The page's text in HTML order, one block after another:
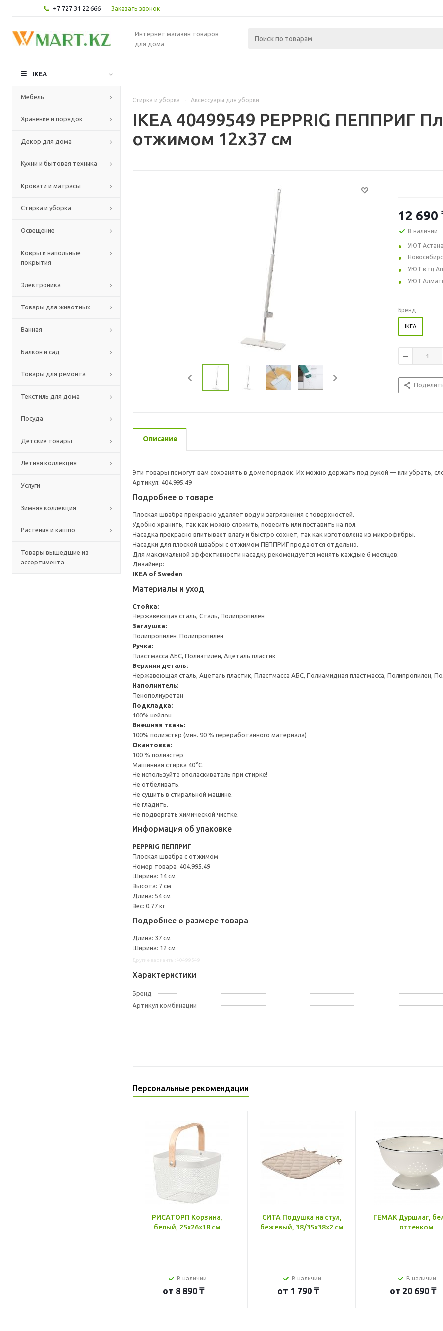
+7 727 31 22 666 Заказать звонок
Интернет магазин товаров
для дома
IKEA
Мебель
Хранение и порядок
Декор для дома
Кухни и бытовая техника
Кровати и матрасы
Стирка и уборка
Освещение
Ковры и напольные
покрытия
Электроника
Товары для животных
Ванная
Балкон и сад
Товары для ремонта
Текстиль для дома
Посуда
Детские товары
Летняя коллекция
Услуги
Зимняя коллекция
Растения и кашпо
Товары вышедшие из
ассортимента
Стирка и уборка - Аксессуары для уборки
IKEA 40499549 PEPPRIG ПЕППРИГ
отжимом 12x37 см
12 690
В наличии
УЮТ Астана
УЮТ в тц
УЮТ
Бренд
IKEA
Описание
Эти товары помогут вам сохранять в доме порядок. Их можно держать под рукой — или убрать,
Артикул: 404.995.49
Подробнее о товаре
Плоская швабра прекрасно удаляет воду и загрязнения с поверхностей.
Удобно хранить, так как можно сложить, повесить или поставить на пол.
Насадка прекрасно впитывает влагу и быстро сохнет, так как изготовлена из микрофибры.
Насадки для плоской швабры с отжимом ПЕППРИГ продаются отдельно.
Для максимальной эффективности насадку рекомендуется менять каждые 6 месяцев.
Дизайнер:
IKEA of Sweden
Материалы и уход
Стойка:
Нержавеющая сталь, Сталь, Полипропилен
Заглушка:
Полипропилен, Полипропилен
Ручка:
Пластмасса АБС, Полиэтилен, Ацеталь пластик
Верхняя деталь:
Нержавеющая сталь, Ацеталь пластик, Пластмасса АБС, Полиамидная пластмасса, Полипропилен,
Наполнитель:
Пенополиуретан
Подкладка:
100% нейлон
Внешняя ткань:
100% полиэстер (мин. 90 % переработанного материала)
Окантовка:
100 % полиэстер
Машинная стирка 40°С.
Не используйте ополаскиватель при стирке!
Не отбеливать.
Не сушить в стиральной машине.
Не гладить.
Не подвергать химической чистке.
Информация об упаковке
PEPPRIG ПЕППРИГ
Плоская швабра с отжимом
Номер товара: 404.995.49
Ширина: 14 см
Высота: 7 см
Длина: 54 см
Вес: 0.77 кг
Подробнее о размере товара
Длина: 37 см
Ширина: 12 см
Характеристики
Бренд
Артикул комбинации
Персональные рекомендации
РИСАТОРП Корзина,
белый, 25x26x18 см
В наличии
от 8 890 ₸
СИТА Подушка на стул,
бежевый, 38/35x38x2 см
В наличии
от 1 790 ₸
ГЕМАК Дуршлаг,
оттенком
В наличии
от 20 690 ₸